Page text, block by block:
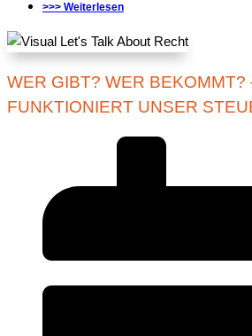
>>> Weiterlesen
WER GIBT? WER BEKOMMT?
FUNKTIONIERT UNSER